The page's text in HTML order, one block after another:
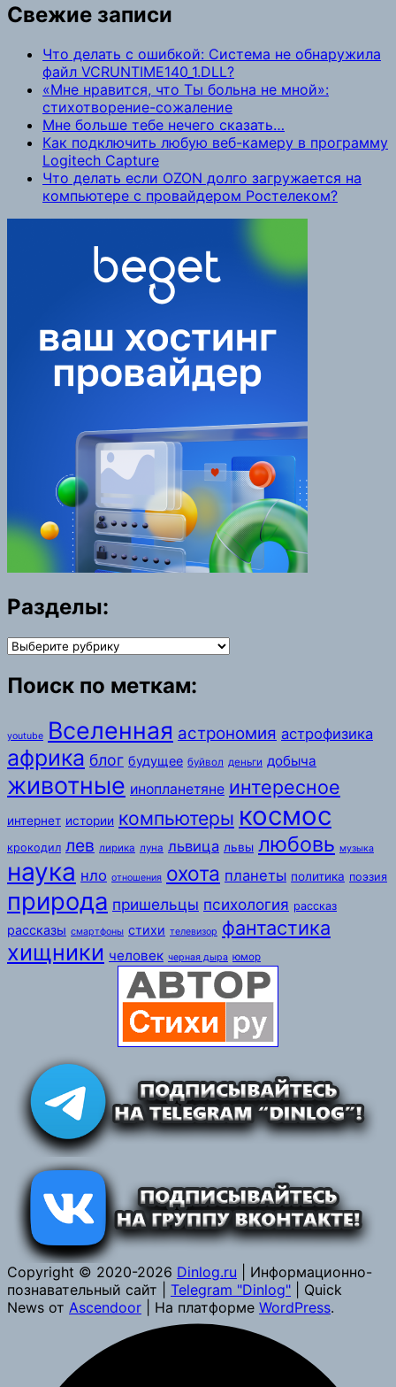
Свежие записи
Что делать с ошибкой: Система не обнаружила
файл VCRUNTIME140_1.DLL?
«Мне нравится, что Ты больна не мной»:
стихотворение-сожаление
Мне больше тебе нечего сказать…
Как подключить любую веб-камеру в программу
Logitech Capture
Что делать если OZON долго загружается на
компьютере с провайдером Ростелеком?
Разделы:
Разделы:
Поиск по меткам:
youtube Вселенная астрономия астрофизика
африка блог будущее буйвол деньги добыча
животные инопланетяне интересное
интернет истории компьютеры космос
крокодил лев лирика луна львица львы любовь музыка
наука нло отношения охота планеты политика поэзия
природа пришельцы психология рассказ
рассказы смартфоны стихи телевизор фантастика
хищники человек черная дыра юмор
Copyright © 2020-2026 Dinlog.ru | Информационно-
познавательный сайт | Telegram "Dinlog" | Quick
News от Ascendoor | На платформе WordPress.